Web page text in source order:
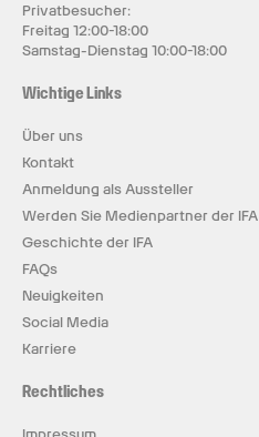
Privatbesucher:
Freitag 12:00-18:00
Samstag-Dienstag 10:00-18:00
Wichtige Links
Über uns
Kontakt
Anmeldung als Aussteller
Werden Sie Medienpartner der IFA
Geschichte der IFA
FAQs
Neuigkeiten
Social Media
Karriere
Rechtliches